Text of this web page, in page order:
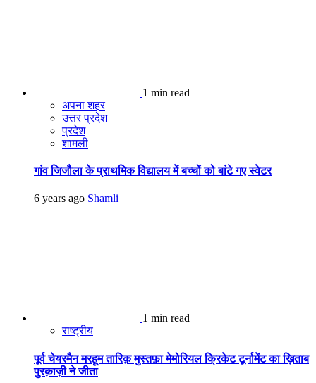
1 min read
अपना शहर
उत्तर प्रदेश
प्रदेश
शामली
गांव जिजौला के प्राथमिक विद्यालय में बच्चों को बांटे गए स्वेटर
6 years ago Shamli
1 min read
राष्ट्रीय
पूर्व चेयरमैन मरहूम तारिक़ मुस्तफ़ा मेमोरियल क्रिकेट टूर्नामेंट का ख़िताब
पुरक़ाज़ी ने जीता